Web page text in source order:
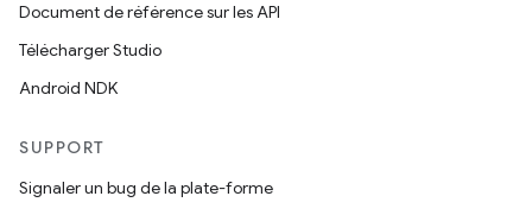
Document de référence sur les API
Télécharger Studio
Android NDK
SUPPORT
Signaler un bug de la plate-forme